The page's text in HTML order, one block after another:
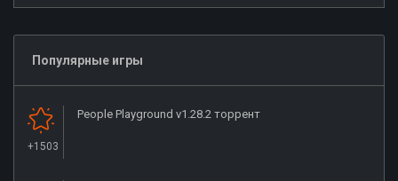
Популярные игры
+1503
People Playground v1.28.2 торрент